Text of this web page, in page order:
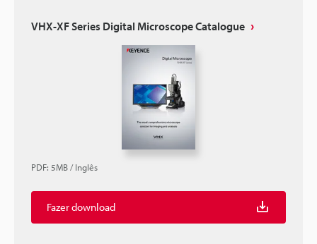
VHX-XF Series Digital Microscope Catalogue
PDF: 5MB/Inglês
Fazer download